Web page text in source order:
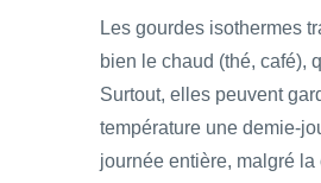
Les gourdes isothermes
bien le chaud (thé, café),
Surtout, elles peuvent
température une demie-
journée entière, malgré la